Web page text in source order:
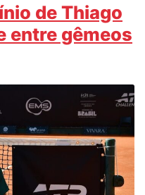
de Thiago
entre gêmeos